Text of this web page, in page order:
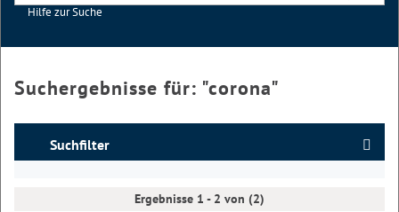
Hilfe zur Suche
Suchergebnisse für: "corona"
Suchfilter
Ergebnisse 1 - 2 von (2)